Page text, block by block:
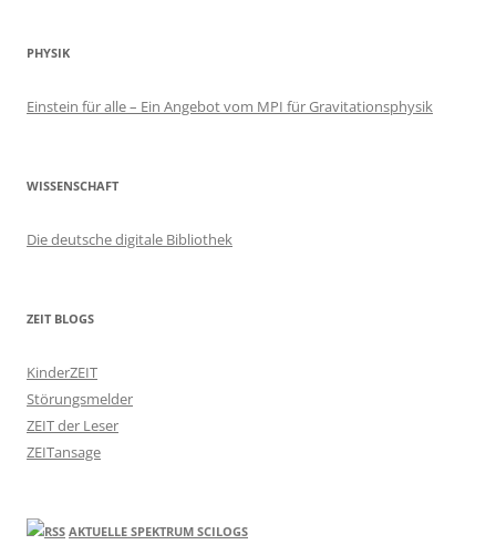
PHYSIK
Einstein für alle – Ein Angebot vom MPI für Gravitationsphysik
WISSENSCHAFT
Die deutsche digitale Bibliothek
ZEIT BLOGS
KinderZEIT
Störungsmelder
ZEIT der Leser
ZEITansage
AKTUELLE SPEKTRUM SCILOGS